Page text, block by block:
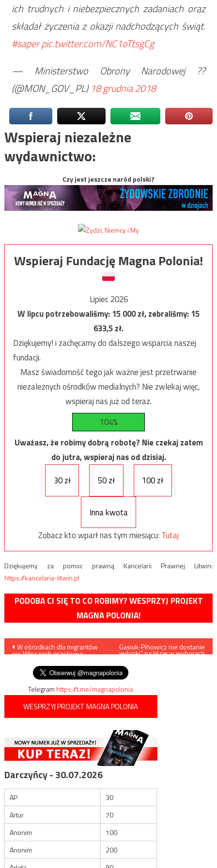
ich trudnych i niebezpiecznych zadaniach oraz
składał życzenia z okazji nadchodzących świąt.
#saperpic.twitter.com/NC1oTtsgCg
— Ministerstwo Obrony Narodowej ??
(@MON_GOV_PL) 18 grudnia 2018
Wspieraj niezależne
wydawnictwo:
Czy jest jeszcze naród polski?
Wspieraj Fundację Magna Polonia!
Lipiec 2026
W lipcu potrzebowaliśmy:15 000zł, zebraliśmy:15
633,5zł.
Dziękujemy! i zachęcamy do dalszego wsparcia naszej
fundacji.
Masz świadomość tego jak ważne jest przetrwanie
niezależnych ośrodków medialnych? Nie zwlekaj więc,
wspieraj nas już od teraz.
104%
Uważasz, że robimy dobrą robotę? Nie czekaj zatem
do jutra, wspieraj nas od dzisiaj.
30 zł
50 zł 100 zł
Inna kwota
Zobacz kto wparł nas tym miesiącu: Tutaj
Dziękujemy za pomoc prawną Kancelarii Prawnej Litwin:
https://kancelaria-litwin.pl
PODOBA CI SIĘ TO CO ROBIMY? WESPRZYJ PROJEKT
MAGNA POLONIA!
Nawigacja
wpisu
W ośrodkach dla migrantów
we Włoszech przebywa
Gasiuk-Pihowicz nie dostanie
„jedynki” na liście w wyborach
Telegramhttps://t.me/magnapolonia
WESPRZYJ PROJEKT MAGNA POLONIA
Darczyńcy - 30.07.2026
AP
30
Artur
70
Anonim
100
Anonim
200